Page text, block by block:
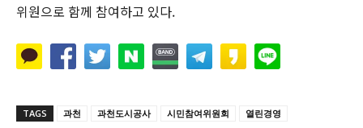
위원으로 함께 참여하고 있다.
TAGS 과천 과천도시공사 시민참여위원회 열린경영